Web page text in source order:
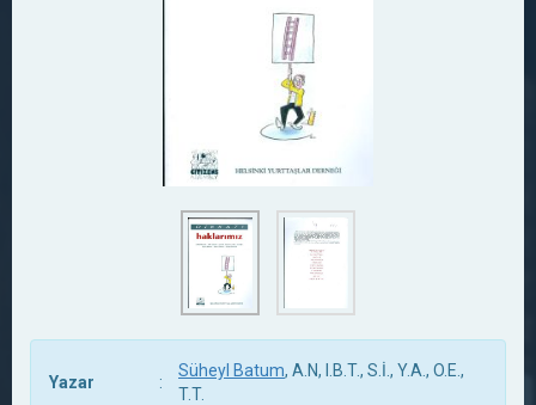
Yazar :
Süheyl Batum, A.N, I.B.T., S.İ., Y.A., O.E.,
T.T.